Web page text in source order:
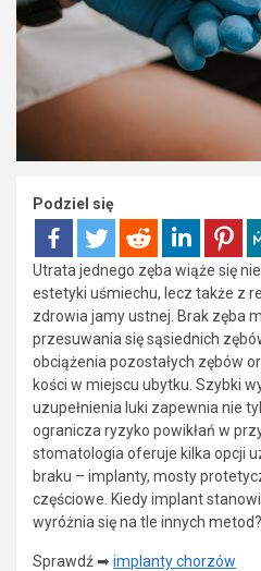
Podziel się
Utrata jednego zęba wiąże się
estetyki uśmiechu, lecz także z
zdrowia jamy ustnej. Brak zęba
przesuwania się sąsiednich
obciążenia pozostałych zębów
kości w miejscu ubytku. Szybki
uzupełnienia luki zapewnia nie
ogranicza ryzyko powikłań w
stomatologia oferuje kilka opcji
braku – implanty, mosty
częściowe. Kiedy implant
wyróżnia się na tle innych metod?
Sprawdź ➡ implanty chorzów